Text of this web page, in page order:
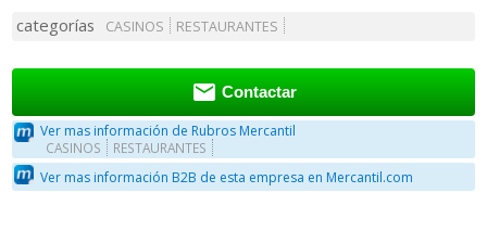
categorías CASINOS RESTAURANTES
 Contactar
Ver mas información de Rubros Mercantil
CASINOS RESTAURANTES
Ver mas información B2B de esta empresa en Mercantil.com